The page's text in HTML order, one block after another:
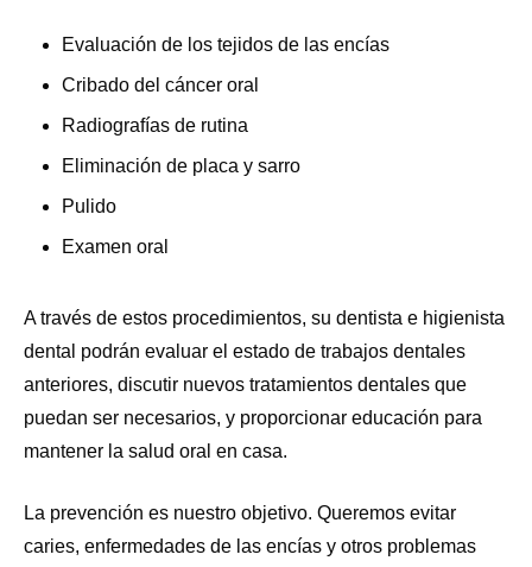
Evaluación de los tejidos de las encías
Cribado del cáncer oral
Radiografías de rutina
Eliminación de placa y sarro
Pulido
Examen oral
A través de estos procedimientos, su dentista e higienista
dental podrán evaluar el estado de trabajos dentales
anteriores, discutir nuevos tratamientos dentales que
puedan ser necesarios, y proporcionar educación para
mantener la salud oral en casa.
La prevención es nuestro objetivo. Queremos evitar
caries, enfermedades de las encías y otros problemas